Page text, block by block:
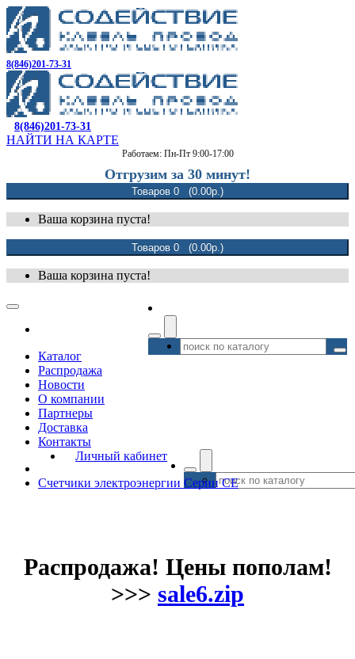
8(846)201-73-31
8(846)201-73-31
НАЙТИ НА КАРТЕ
Работаем: Пн-Пт 9:00-17:00
Отгрузим за 30 минут!
Товаров 0 (0.00р.)
Ваша корзина пуста!
Товаров 0 (0.00р.)
Ваша корзина пуста!
Каталог
Распродажа
Новости
О компании
Партнеры
Доставка
Контакты
Личный кабинет
Счетчики электроэнергии Серии СЕ
Распродажа! Цены пополам!
>>> sale6.zip